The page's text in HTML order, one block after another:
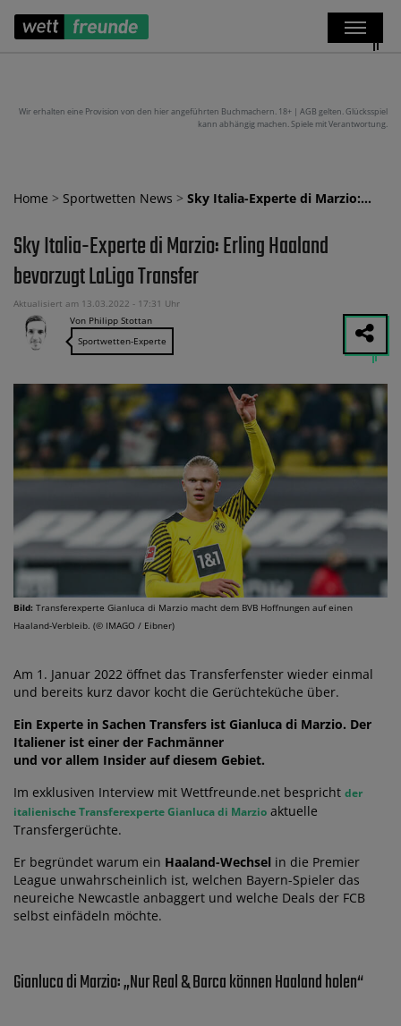
Wir erhalten eine Provision von den hier angeführten Buchmachern. 18+ | AGB gelten. Glücksspiel
kann abhängig machen. Spiele mit Verantwortung.
Home > Sportwetten News > Sky Italia-Experte di Marzio:…
Sky Italia-Experte di Marzio: Erling Haaland
bevorzugt LaLiga Transfer
Aktualisiert am 13.03.2022 - 17:31 Uhr
Von Philipp Stottan
Sportwetten-Experte
Bild: Transferexperte Gianluca di Marzio macht dem BVB Hoffnungen auf einen
Haaland-Verbleib. (© IMAGO / Eibner)
Am 1. Januar 2022 öffnet das Transferfenster wieder einmal
und bereits kurz davor kocht die Gerüchteküche über.
Ein Experte in Sachen Transfers ist Gianluca di Marzio. Der
Italiener ist einer der Fachmänner
und vor allem Insider auf diesem Gebiet.
Im exklusiven Interview mit Wettfreunde.net bespricht der
italienische Transferexperte Gianluca di Marzio aktuelle
Transfergerüchte.
Er begründet warum ein Haaland-Wechsel in die Premier
League unwahrscheinlich ist, welchen Bayern-Spieler das
neureiche Newcastle anbaggert und welche Deals der FCB
selbst einfädeln möchte.
Gianluca di Marzio: „Nur Real & Barca können Haaland holen“